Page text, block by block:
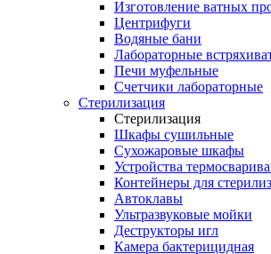
Изготовление ватных
Центрифуги
Водяные бани
Лабораторные
Печи муфельные
Счетчики лабораторные
Стерилизация
Стерилизация
Шкафы сушильные
Сухожаровые шкафы
Устройства
Контейнеры для
Автоклавы
Ультразвуковые мойки
Деструкторы игл
Камера бактерицидная